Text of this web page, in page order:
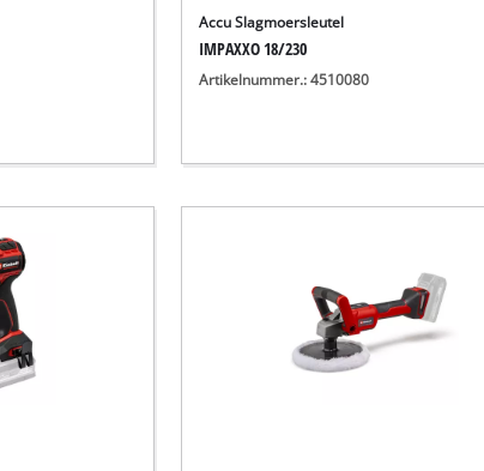
Accu Slagmoersleutel
IMPAXXO 18/230
Artikelnummer.: 4510080